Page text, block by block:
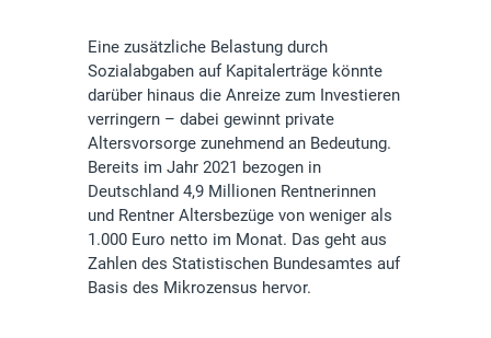
Eine zusätzliche Belastung durch
Sozialabgaben auf Kapitalerträge könnte
darüber hinaus die Anreize zum Investieren
verringern – dabei gewinnt private
Altersvorsorge zunehmend an Bedeutung.
Bereits im Jahr 2021 bezogen in
Deutschland 4,9 Millionen Rentnerinnen
und Rentner Altersbezüge von weniger als
1.000 Euro netto im Monat. Das geht aus
Zahlen des Statistischen Bundesamtes auf
Basis des Mikrozensus hervor.